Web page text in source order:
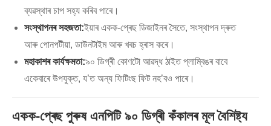
ব্যৱস্থাৰ চাপ সহ্য কৰিব পাৰে।
সংস্থাপনৰ সহজতা:ইয়াৰ একক-প্ৰেছ ডিজাইনৰ সৈতে, সংস্থাপন দ্ৰুত
আৰু পোনপটীয়া, ডাউনটাইম আৰু খৰচ হ্ৰাস কৰে।
মহাকাশৰ কাৰ্যক্ষমতা:৯০ ডিগ্ৰী কোণটো আৱদ্ধ ঠাইত প্লাম্বিঙৰ বাবে
একেবাৰে উপযুক্ত, য’ত অন্য ফিটিংছ ফিট নহ’বও পাৰে।
একক-প্ৰেছ পুৰুষ এনপিটি ৯০ ডিগ্ৰী কঁকালৰ মূল বৈশিষ্ট্য